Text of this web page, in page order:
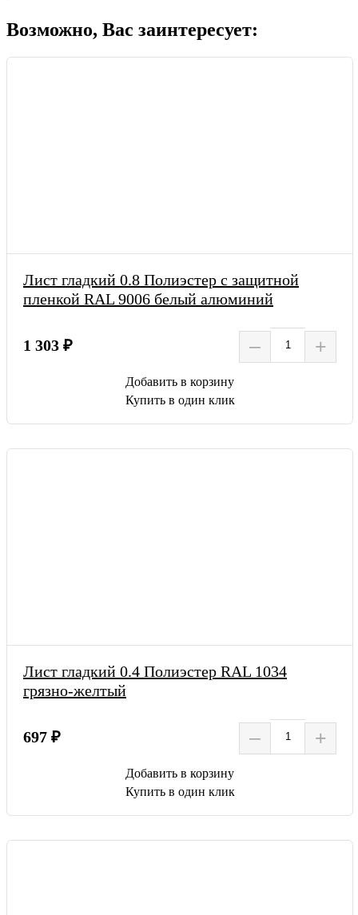
Возможно, Вас заинтересует:
Лист гладкий 0.8 Полиэстер с защитной
пленкой RAL 9006 белый алюминий
1 303 ₽ – +
Добавить в корзину
Купить в один клик
Лист гладкий 0.4 Полиэстер RAL 1034
грязно-желтый
697 ₽ – +
Добавить в корзину
Купить в один клик